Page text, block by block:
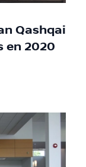
Qashqai
en 2020